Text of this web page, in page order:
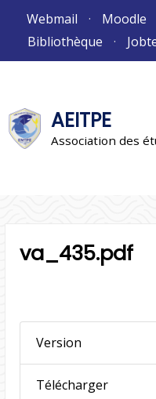
Webmail Moodle
Bibliothèque
AEITPE
Association des
va_435.pdf
Version
Télécharger